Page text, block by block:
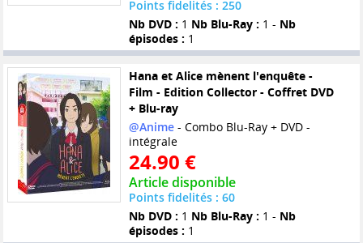
Points fidelités : 250
Nb DVD : 1 Nb Blu-Ray : 1 - Nb
épisodes : 1
Hana et Alice mènent l'enquête -
Film - Edition Collector - Coffret DVD
+ Blu-ray
@Anime- Combo Blu-Ray + DVD -
intégrale
24.90 €
Article disponible
Points fidelités : 60
Nb DVD : 1 Nb Blu-Ray : 1 - Nb
épisodes : 1